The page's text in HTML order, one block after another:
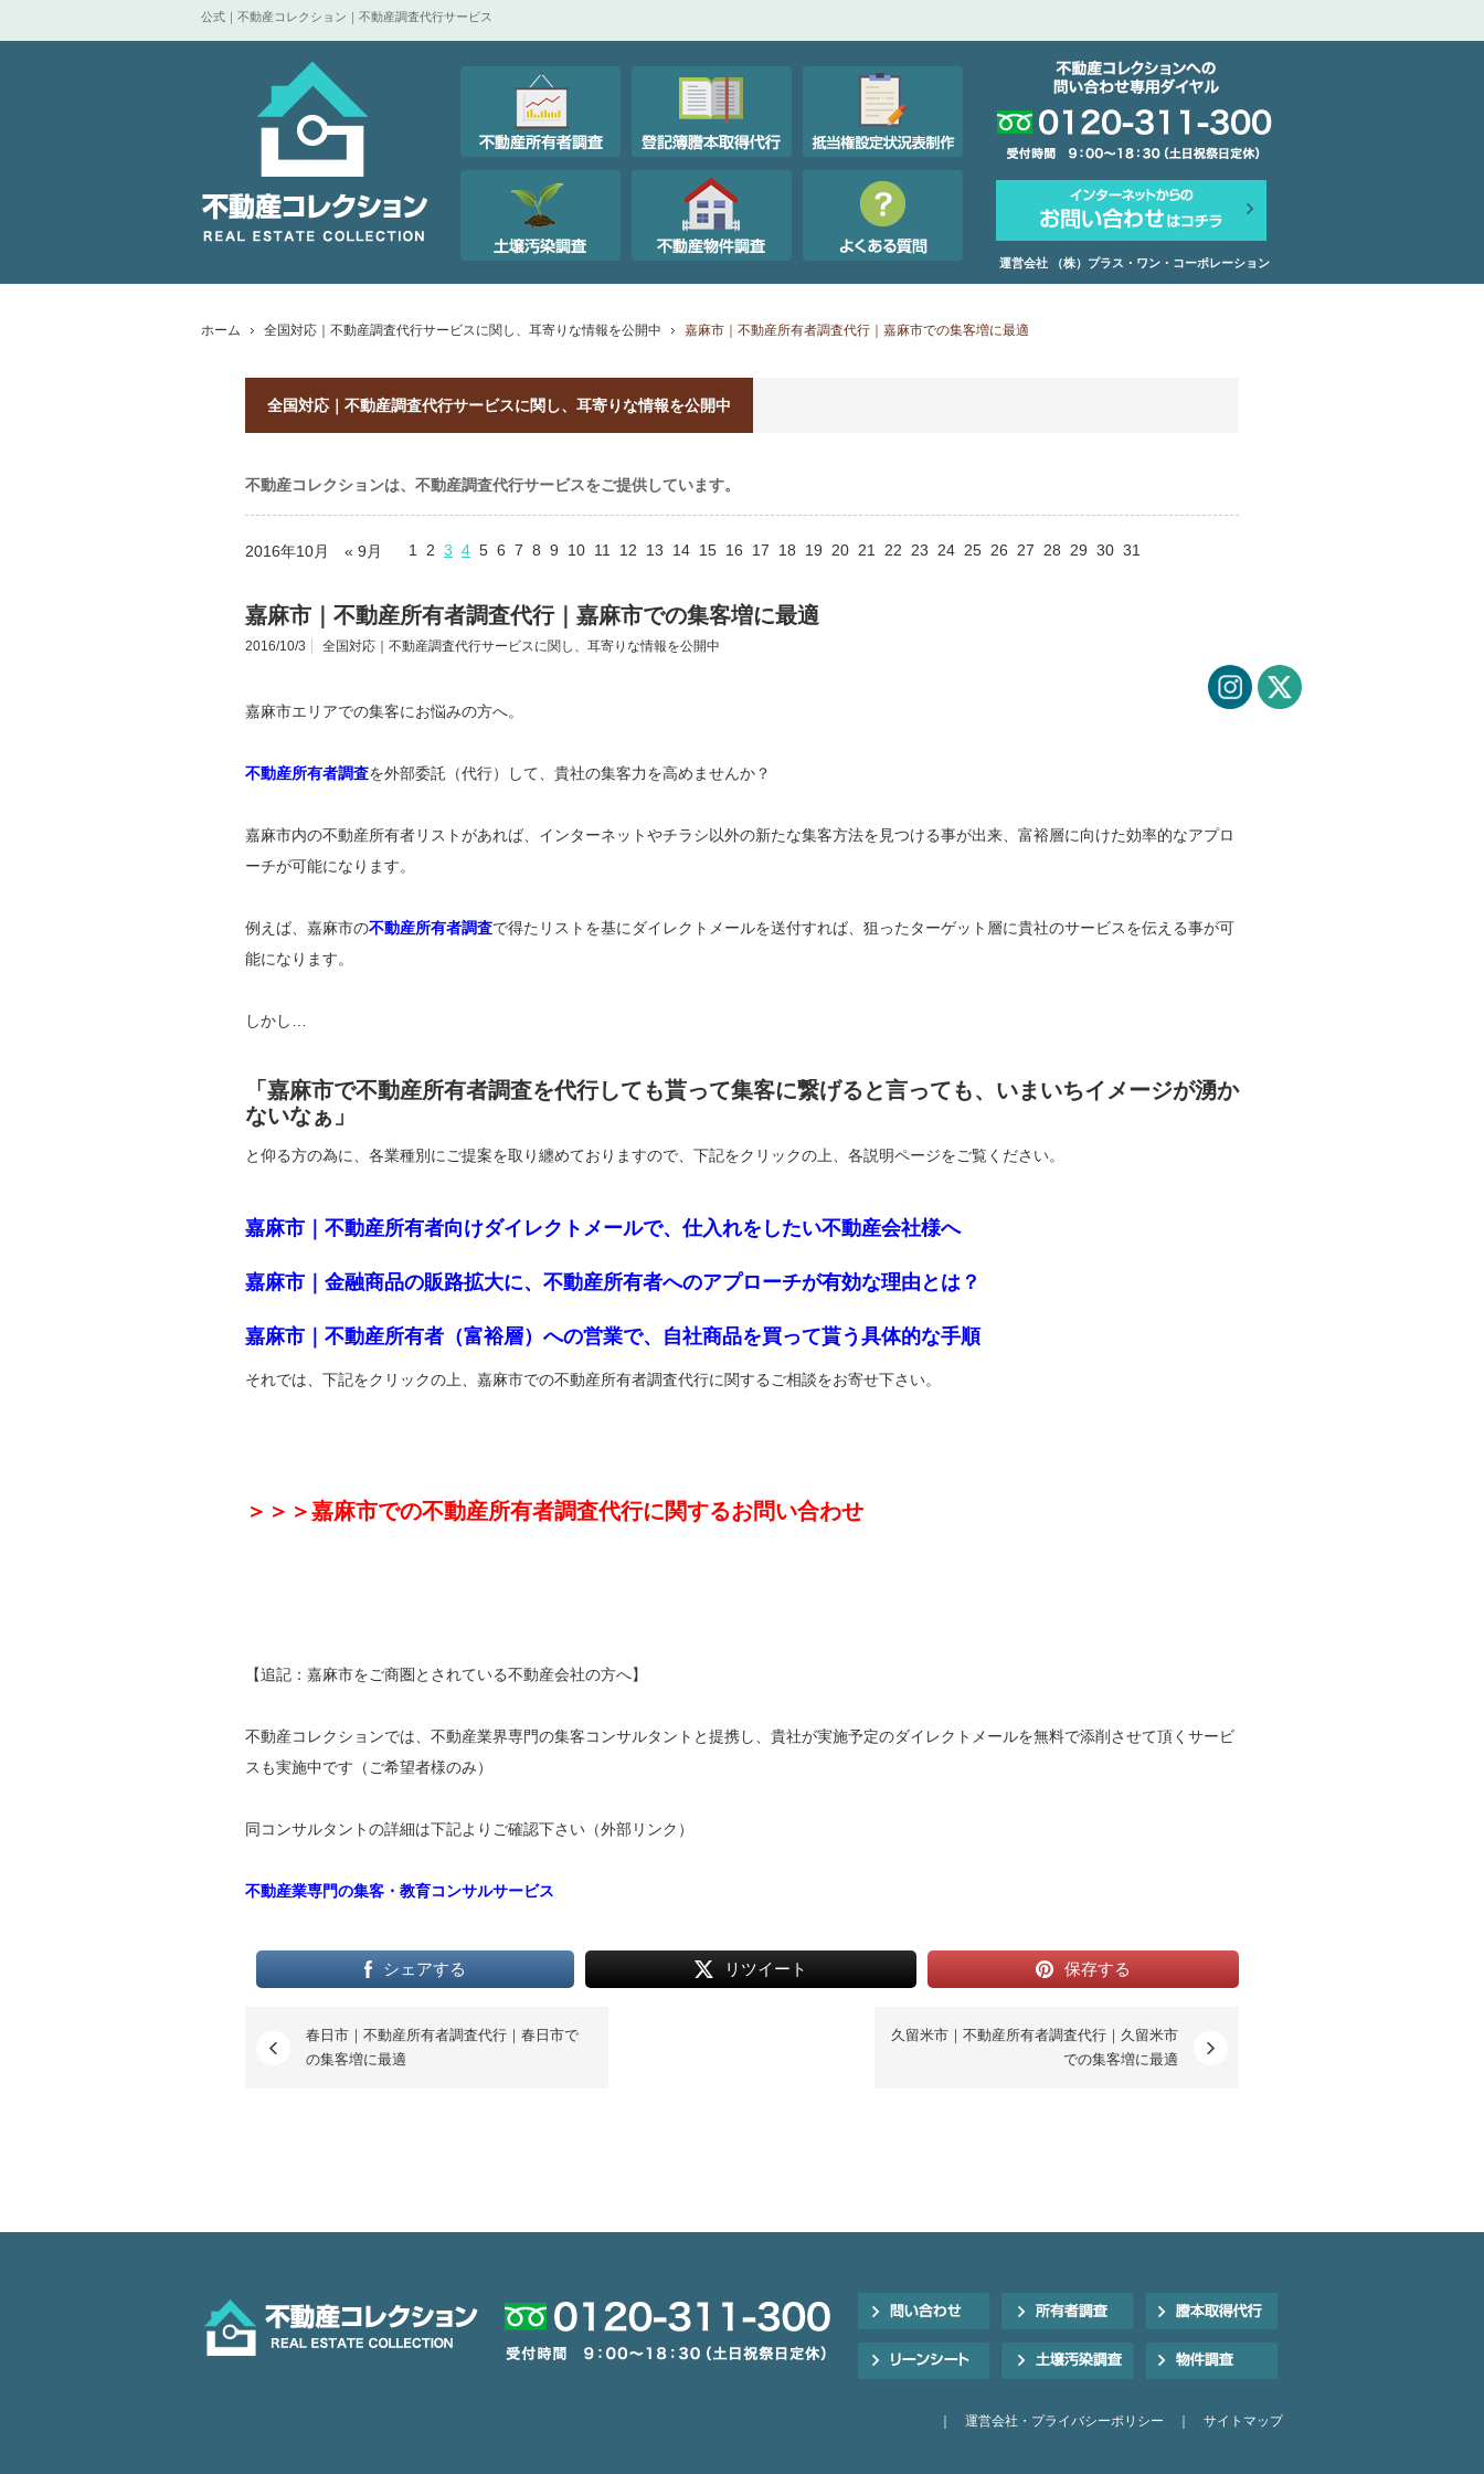
公式｜不動産コレクション｜不動産調査代行サービス
運営会社 （株）プラス・ワン・コーポレーション
ホーム 全国対応｜不動産調査代行サービスに関し、耳寄りな情報を公開中 嘉麻市｜不動産所有者調査代行｜嘉麻市での集客増に最適
全国対応｜不動産調査代行サービスに関し、耳寄りな情報を公開中
不動産コレクションは、不動産調査代行サービスをご提供しています。
2016年10月 « 9月 1 2 3 4 5 6 7 8 9 10 11 12 13 14 15 16 17 18 19 20 21 22 23 24 25 26 27 28 29 30 31
嘉麻市｜不動産所有者調査代行｜嘉麻市での集客増に最適
2016/10/3 全国対応｜不動産調査代行サービスに関し、耳寄りな情報を公開中
嘉麻市エリアでの集客にお悩みの方へ。
不動産所有者調査を外部委託（代行）して、貴社の集客力を高めませんか？
嘉麻市内の不動産所有者リストがあれば、インターネットやチラシ以外の新たな集客方法を見つける事が出来、富裕層に向けた効率的なアプロ
ーチが可能になります。
例えば、嘉麻市の不動産所有者調査で得たリストを基にダイレクトメールを送付すれば、狙ったターゲット層に貴社のサービスを伝える事が可
能になります。
しかし…
「嘉麻市で不動産所有者調査を代行しても貰って集客に繋げると言っても、いまいちイメージが湧か
ないなぁ」
と仰る方の為に、各業種別にご提案を取り纏めておりますので、下記をクリックの上、各説明ページをご覧ください。
嘉麻市｜不動産所有者向けダイレクトメールで、仕入れをしたい不動産会社様へ
嘉麻市｜金融商品の販路拡大に、不動産所有者へのアプローチが有効な理由とは？
嘉麻市｜不動産所有者（富裕層）への営業で、自社商品を買って貰う具体的な手順
それでは、下記をクリックの上、嘉麻市での不動産所有者調査代行に関するご相談をお寄せ下さい。
＞＞＞嘉麻市での不動産所有者調査代行に関するお問い合わせ
【追記：嘉麻市をご商圏とされている不動産会社の方へ】
不動産コレクションでは、不動産業界専門の集客コンサルタントと提携し、貴社が実施予定のダイレクトメールを無料で添削させて頂くサービ
スも実施中です（ご希望者様のみ）
同コンサルタントの詳細は下記よりご確認下さい（外部リンク）
不動産業専門の集客・教育コンサルサービス
シェアする リツイート 保存する
春日市｜不動産所有者調査代行｜春日市で
の集客増に最適
久留米市｜不動産所有者調査代行｜久留米市
での集客増に最適
運営会社・プライバシーポリシー サイトマップ